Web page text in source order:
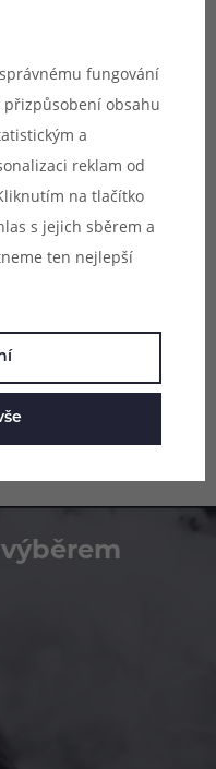
jehož
jsou pouze
kompatibilita s
byť se mohou
fungování
obsahu
a
reklam od
na tlačítko
s jejich sběrem a
ten nejlepší